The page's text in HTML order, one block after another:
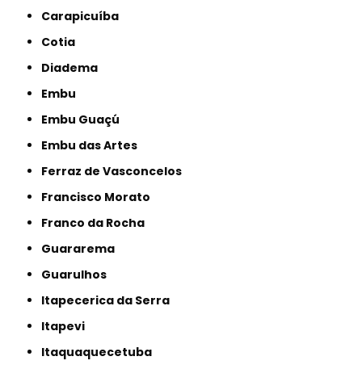
Carapicuíba
Cotia
Diadema
Embu
Embu Guaçú
Embu das Artes
Ferraz de Vasconcelos
Francisco Morato
Franco da Rocha
Guararema
Guarulhos
Itapecerica da Serra
Itapevi
Itaquaquecetuba